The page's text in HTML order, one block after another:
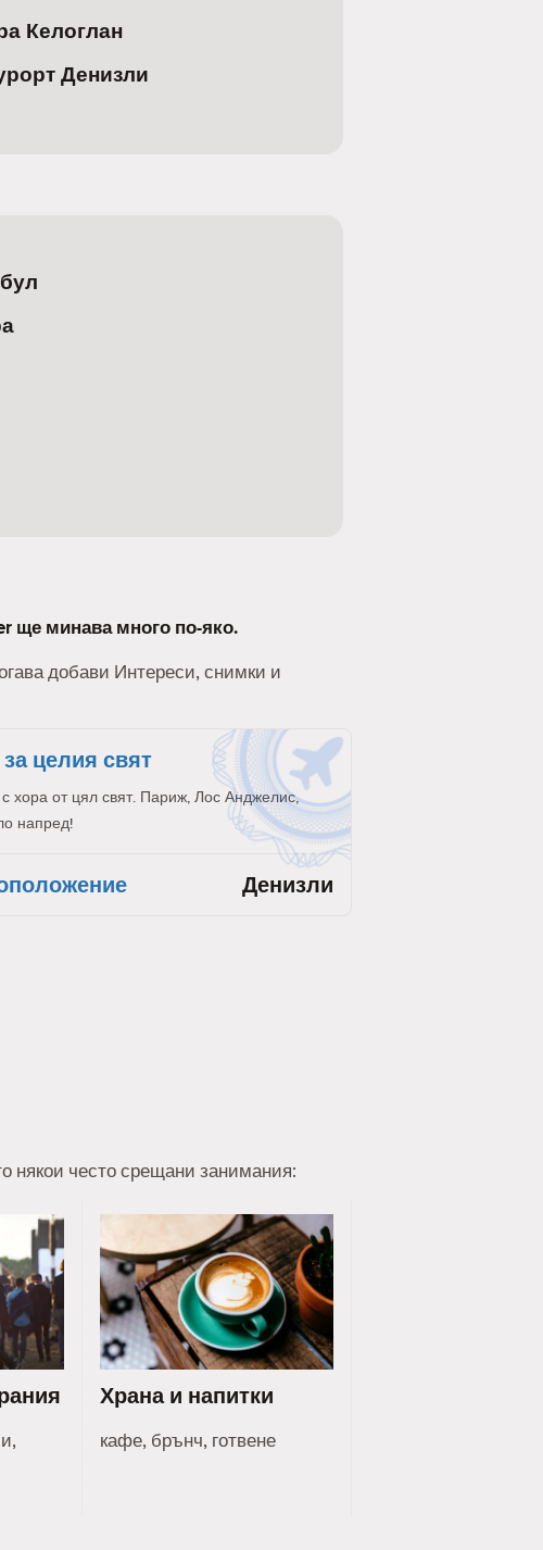
Келоглан
Денизли
ще минава много по-яко.
добави Интереси, снимки и
за целия свят
хора от цял свят. Париж, Лос Анджелис,
напред!
Денизли
някои често срещани занимания:
Храна и напитки
кафе, брънч, готвене